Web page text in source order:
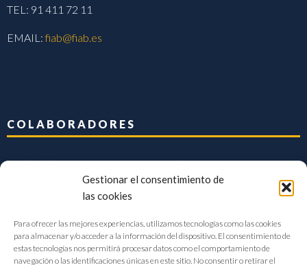
Gestionar el consentimiento de
las cookies
Para ofrecer las mejores experiencias, utilizamos tecnologías como las cookies
para almacenar y/o acceder a la información del dispositivo. El consentimiento de
estas tecnologías nos permitirá procesar datos como el comportamiento de
navegación o las identificaciones únicas en este sitio. No consentir o retirar el
TEL: 91 411 72 11
EMAIL:fiab@fiab.es
COLABORADORES